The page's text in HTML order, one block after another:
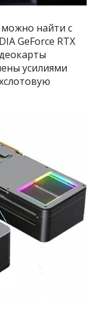
найти с
GeForce RTX
усилиями